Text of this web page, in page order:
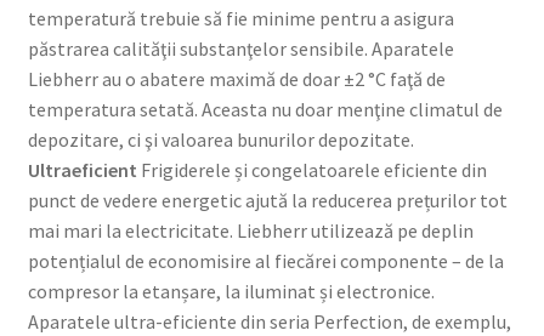
temperatură trebuie să fie minime pentru a asigura
păstrarea calităţii substanţelor sensibile. Aparatele
Liebherr au o abatere maximă de doar ±2 °C faţă de
temperatura setată. Aceasta nu doar menţine climatul de
depozitare, ci şi valoarea bunurilor depozitate.
Ultraeficient Frigiderele și congelatoarele eficiente din
punct de vedere energetic ajută la reducerea prețurilor tot
mai mari la electricitate. Liebherr utilizează pe deplin
potențialul de economisire al fiecărei componente – de la
compresor la etanșare, la iluminat și electronice.
Aparatele ultra-eficiente din seria Perfection, de exemplu,